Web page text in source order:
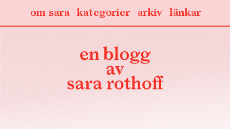
länkar
arkiv
kategorier
om sara